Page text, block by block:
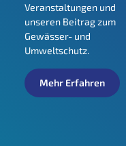
Veranstaltungen und
unseren Beitrag zum
Gewässer- und
Umweltschutz.
Mehr Erfahren